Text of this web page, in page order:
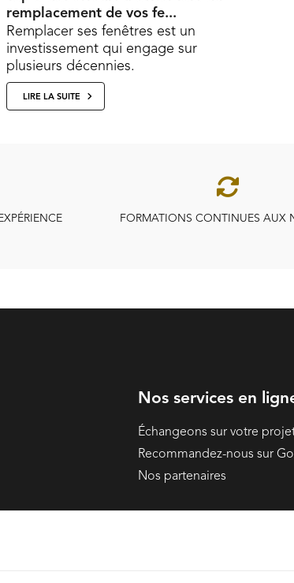
remplacement de vos fe...
Remplacer ses fenêtres est un
investissement qui engage sur
plusieurs décennies.
En évitant ces cinq erreurs, vous vous
assurez un projet
LIRE LA SUITE
FORMATIONS CONTINUES AUX
Nos services en
Échangeons sur votre
Recommandez-nous sur
Nos partenaires